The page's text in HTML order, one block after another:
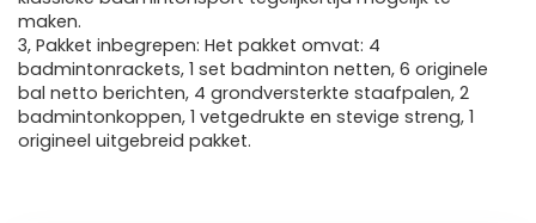
maken.
3, Pakket inbegrepen: Het pakket omvat: 4
badmintonrackets, 1 set badminton netten, 6 originele
bal netto berichten, 4 grondversterkte staafpalen, 2
badmintonkoppen, 1 vetgedrukte en stevige streng, 1
origineel uitgebreid pakket.